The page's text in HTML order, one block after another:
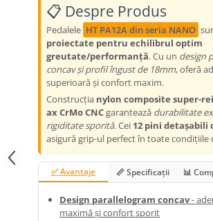
Angrenaje
Ureche cadru
Disc frana
Monobloc
📋 Despre Produs
Pedalele HT PA12A din seria NANO
proiectate pentru echilibrul optim
greutate/performanță. Cu un design
concav și profil îngust de 18mm, oferă
superioară și confort maxim.
Construcția nylon composite super-
ax CrMo CNCgarantează durabilitate
rigiditate sporită. Cei 12 pini detașabili
asigură grip-ul perfect în toate condițiile
✅ Avantaje 📏 Specificații 📊
Design parallelogram concav-
maximă și confort sporit